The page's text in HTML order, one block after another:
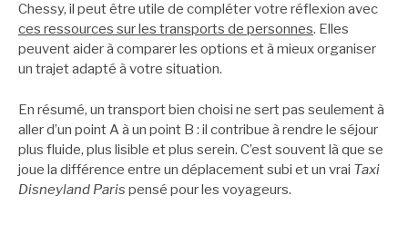
Chessy, il peut être utile de compléter votre réflexion avec
ces ressources sur les transports de personnes. Elles
peuvent aider à comparer les options et à mieux organiser
un trajet adapté à votre situation.
En résumé, un transport bien choisi ne sert pas seulement à
aller d’un point A à un point B : il contribue à rendre le séjour
plus fluide, plus lisible et plus serein. C’est souvent là que se
joue la différence entre un déplacement subi et un vrai Taxi
Disneyland Paris pensé pour les voyageurs.